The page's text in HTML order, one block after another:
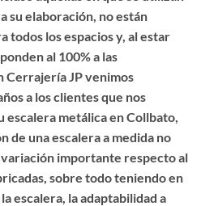
su elaboración, no están
todos los espacios y, al estar
al 100% a las
Cerrajería JP venimos
a los clientes que nos
escalera metálica en Collbato
de una escalera a medida no
importante respecto al
sobre todo teniendo en
escalera, la adaptabilidad a